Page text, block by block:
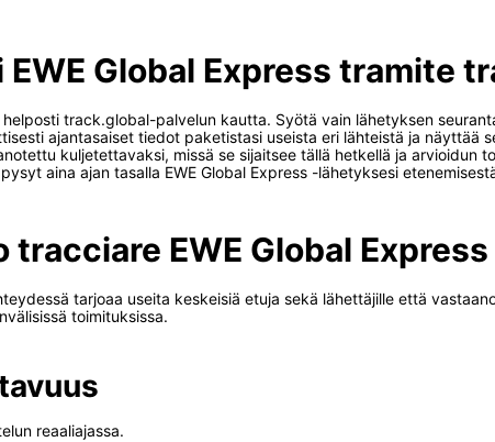
Global Express tramite
helposti track.global-palvelun kautta. Syötä vain lähetyksen
ajantasaiset tiedot paketistasi useista eri lähteistä ja näyttää
kuljetettavaksi, missä se sijaitsee tällä hetkellä ja arvioidun
aina ajan tasalla EWE Global Express -lähetyksesi
EWE Global Express
tarjoaa useita keskeisiä etuja sekä lähettäjille että
toimituksissa.
reaaliajassa.